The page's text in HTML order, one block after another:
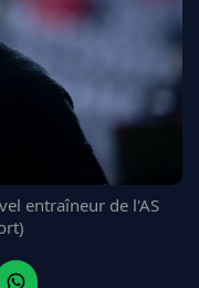
entraîneur de l'AS